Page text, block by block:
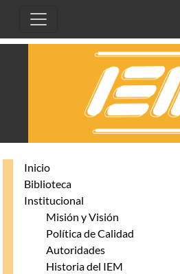
Inicio
Biblioteca
Institucional
Misión y Visión
Política de Calidad
Autoridades
Historia del IEM